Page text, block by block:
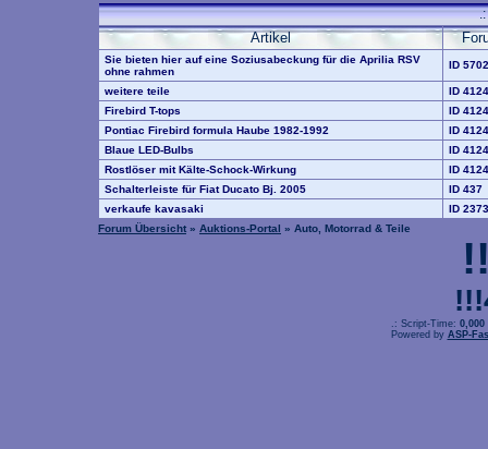
Artikel
Sie bieten hier auf eine Soziusabeckung für die Aprilia RSV
ohne rahmen
ID 5702
weitere teile
ID 4124
Firebird T-tops
ID 4124
Pontiac Firebird formula Haube 1982-1992
ID 4124
Blaue LED-Bulbs
ID 4124
Rostlöser mit Kälte-Schock-Wirkung
ID 4124
Schalterleiste für Fiat Ducato Bj. 2005
ID 437
verkaufe kavasaki
ID 2373
Forum Übersicht » Auktions-Portal » Auto, Motorrad & Teile
.: Script-Time: 0,000
Powered by ASP-